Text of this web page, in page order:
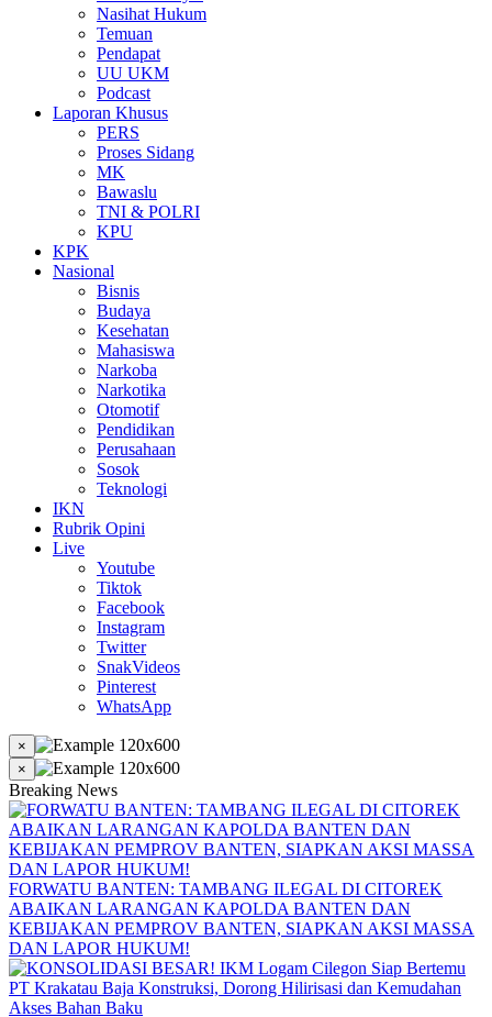
Nasihat Hukum
Temuan
Pendapat
UU UKM
Podcast
Laporan Khusus
PERS
Proses Sidang
MK
Bawaslu
TNI & POLRI
KPU
KPK
Nasional
Bisnis
Budaya
Kesehatan
Mahasiswa
Narkoba
Narkotika
Otomotif
Pendidikan
Perusahaan
Sosok
Teknologi
IKN
Rubrik Opini
Live
Youtube
Tiktok
Facebook
Instagram
Twitter
SnakVideos
Pinterest
WhatsApp
×
×
Breaking News
FORWATU BANTEN: TAMBANG ILEGAL DI CITOREK
ABAIKAN LARANGAN KAPOLDA BANTEN DAN
KEBIJAKAN PEMPROV BANTEN, SIAPKAN AKSI MASSA
DAN LAPOR HUKUM!